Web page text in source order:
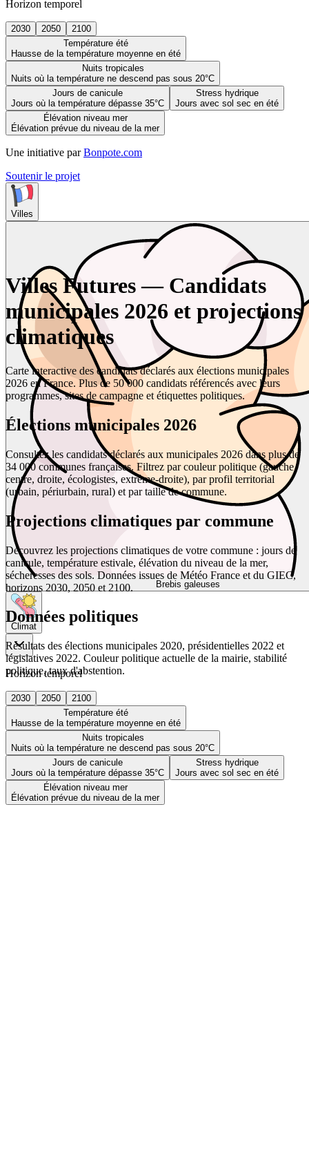
Horizon temporel
2030 2050
2100
Température été
Hausse de la température moyenne en été
Nuits tropicales
Nuits où la température ne descend pas sous 20°C
Jours de canicule
Jours où la température dépasse 35°C
Stress hydrique
Jours avec sol sec en été
Élévation niveau mer
Élévation prévue du niveau de la mer
Une initiative par Bonpote.com
Soutenir le projet
Villes
Brebis galeuses
Climat
Horizon temporel
2030 2050
2100
Température été
Hausse de la température moyenne en été
Nuits tropicales
Nuits où la température ne descend pas sous 20°C
Jours de canicule
Jours où la température dépasse 35°C
Stress hydrique
Jours avec sol sec en été
Élévation niveau mer
Élévation prévue du niveau de la mer
Villes Futures — Candidats
municipales 2026 et projections
climatiques
Carte interactive des candidats déclarés aux élections municipales
2026 en France. Plus de 50 000 candidats référencés avec leurs
programmes, sites de campagne et étiquettes politiques.
Élections municipales 2026
Consultez les candidats déclarés aux municipales 2026 dans plus de
34 000 communes françaises. Filtrez par couleur politique (gauche,
centre, droite, écologistes, extrême-droite), par profil territorial
(urbain, périurbain, rural) et par taille de commune.
Projections climatiques par commune
Découvrez les projections climatiques de votre commune : jours de
canicule, température estivale, élévation du niveau de la mer,
sécheresses des sols. Données issues de Météo France et du GIEC,
horizons 2030, 2050 et 2100.
Données politiques
Résultats des élections municipales 2020, présidentielles 2022 et
législatives 2022. Couleur politique actuelle de la mairie, stabilité
politique, taux d'abstention.